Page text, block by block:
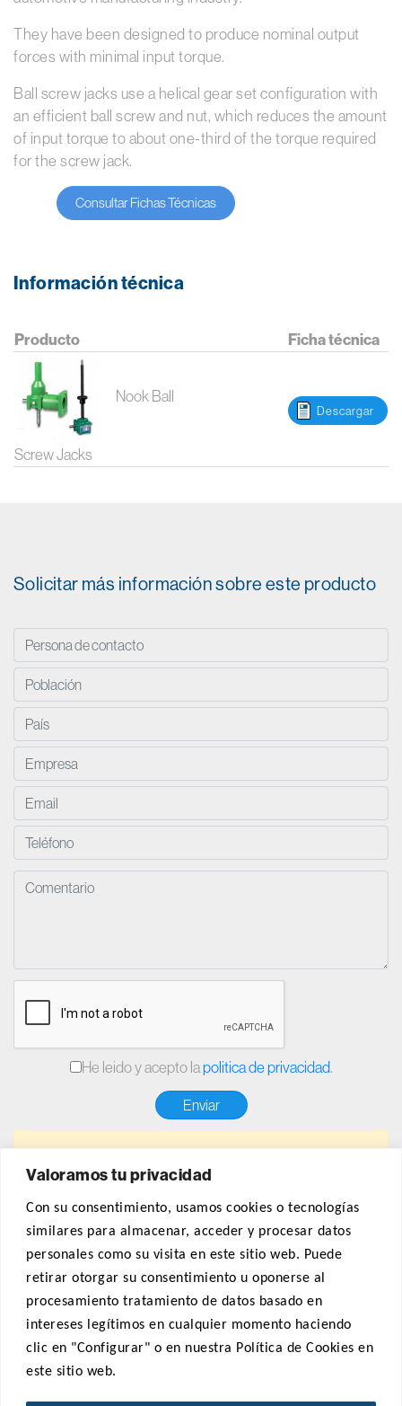
Valoramos tu privacidad
Con su consentimiento, usamos cookies o tecnologías
similares para almacenar, acceder y procesar datos
personales como su visita en este sitio web. Puede
retirar otorgar su consentimiento u oponerse al
procesamiento tratamiento de datos basado en
intereses legítimos en cualquier momento haciendo
clic en "Configurar" o en nuestra Política de Cookies en
este sitio web.
They have been designed to produce nominal output
forces with minimal input torque.
Ball screw jacks use a helical gear set configuration with
an efficient ball screw and nut, which reduces the amount
of input torque to about one-third of the torque required
for the screw jack.
Consultar Fichas Técnicas
Información técnica
Producto Ficha técnica
Nook Ball
Screw Jacks
Descargar
Solicitar más información sobre este producto
He leido y acepto lapolitica de privacidad.
¿Necesita algo? Llámenos
+34 932 681 833